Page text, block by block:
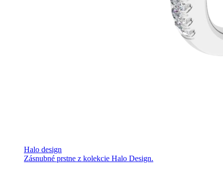
Halo design
Zásnubné prstne z kolekcie Halo Design.